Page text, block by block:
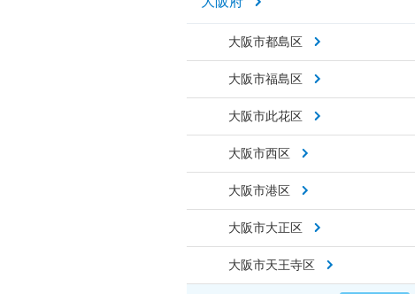
大阪市都島区
大阪市福島区
大阪市此花区
大阪市西区
大阪市港区
大阪市大正区
大阪市天王寺区